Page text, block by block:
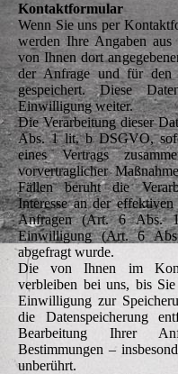
Kontaktformular
Wenn Sie uns per
werden Ihre Angaben
von Ihnen dort
der Anfrage und für den
gespeichert. Diese
Einwilligung weiter.
Die Verarbeitung dieser
Abs. 1 lit. b DSGVO,
eines Vertrags
vorvertraglicher
Fällen beruht die
Interesse an der
Anfragen (Art. 6 Abs.
Einwilligung (Art. 6
abgefragt wurde.
Die von Ihnen im
verbleiben bei uns, bis
Einwilligung zur
die Datenspeicherung
Bearbeitung Ihrer
Bestimmungen –
unberührt.